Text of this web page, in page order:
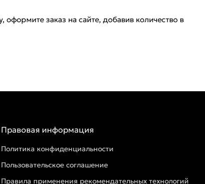
заказ на сайте, добавив количество в
Правовая информация
Политика конфиденциальности
Пользовательское соглашение
Правила применения рекомендательных технологий